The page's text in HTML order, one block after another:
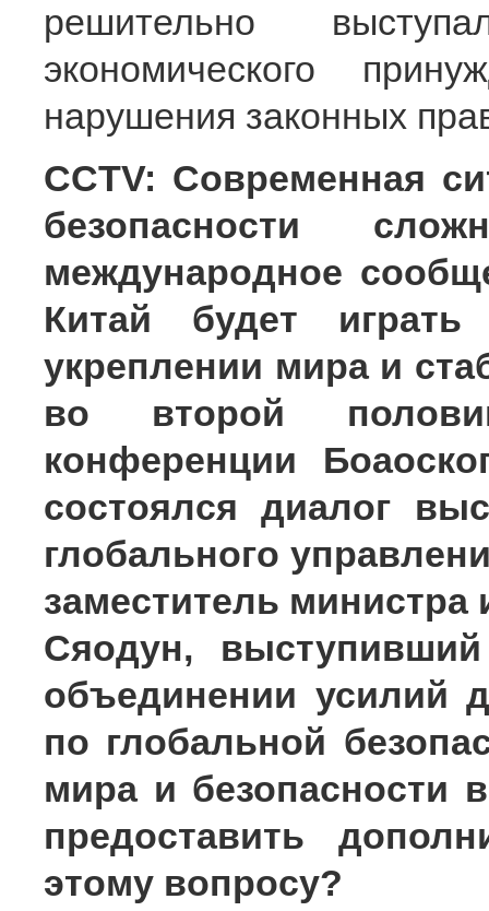
решительно
экономического
нарушения законных
CCTV: Современная
безопасности
международное
Китай будет
укреплении мира и
во второй
конференции
состоялся диалог
глобального
заместитель
Сяодун,
объединении усилий
по глобальной
мира и безопасности
предоставить
этому вопросу?